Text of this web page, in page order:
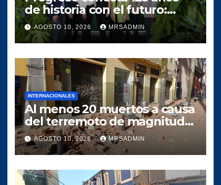
de historia con el futuro:
presenta su séptimo Reporte
de Sostenibilidad desde la
cuna de Cementos Progreso
AGOSTO 10, 2026 MRSADMIN
INTERNACIONALES
Al menos 20 muertos a causa
del terremoto de magnitud
7,4 registrado en el noroeste
de Colombia
AGOSTO 10, 2026 MRSADMIN